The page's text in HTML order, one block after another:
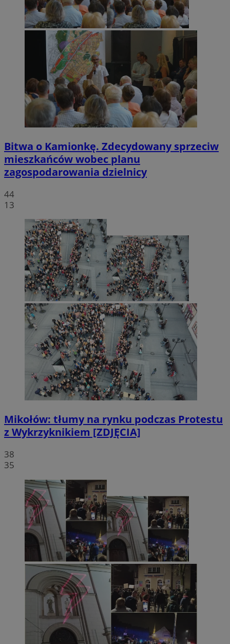
Bitwa o Kamionkę. Zdecydowany sprzeciw
mieszkańców wobec planu
zagospodarowania dzielnicy
44
13
Mikołów: tłumy na rynku podczas Protestu
z Wykrzyknikiem [ZDJĘCIA]
38
35